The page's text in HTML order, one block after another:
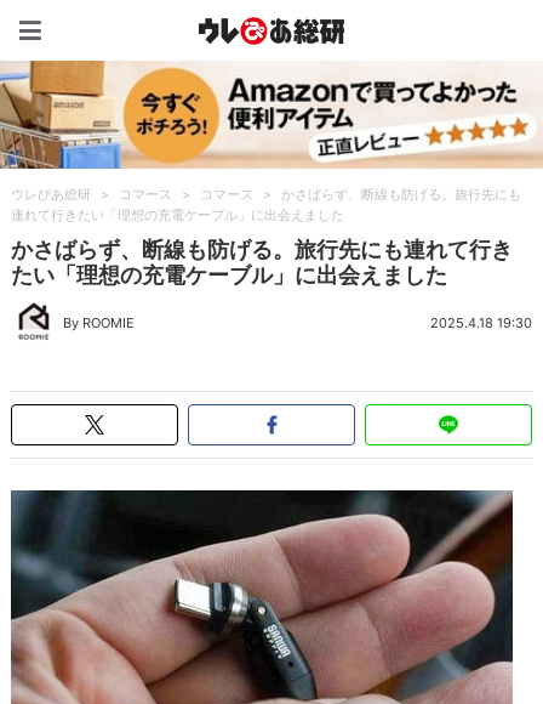
ウレぴあ総研 > コマース > コマース >
かさばらず、断線も防げる。旅行先にも
連れて行きたい「理想の充電ケーブル」に出会えました
かさばらず、断線も防げる。旅行先にも連れて行き
たい「理想の充電ケーブル」に出会えました
By ROOMIE 2025.4.18 19:30